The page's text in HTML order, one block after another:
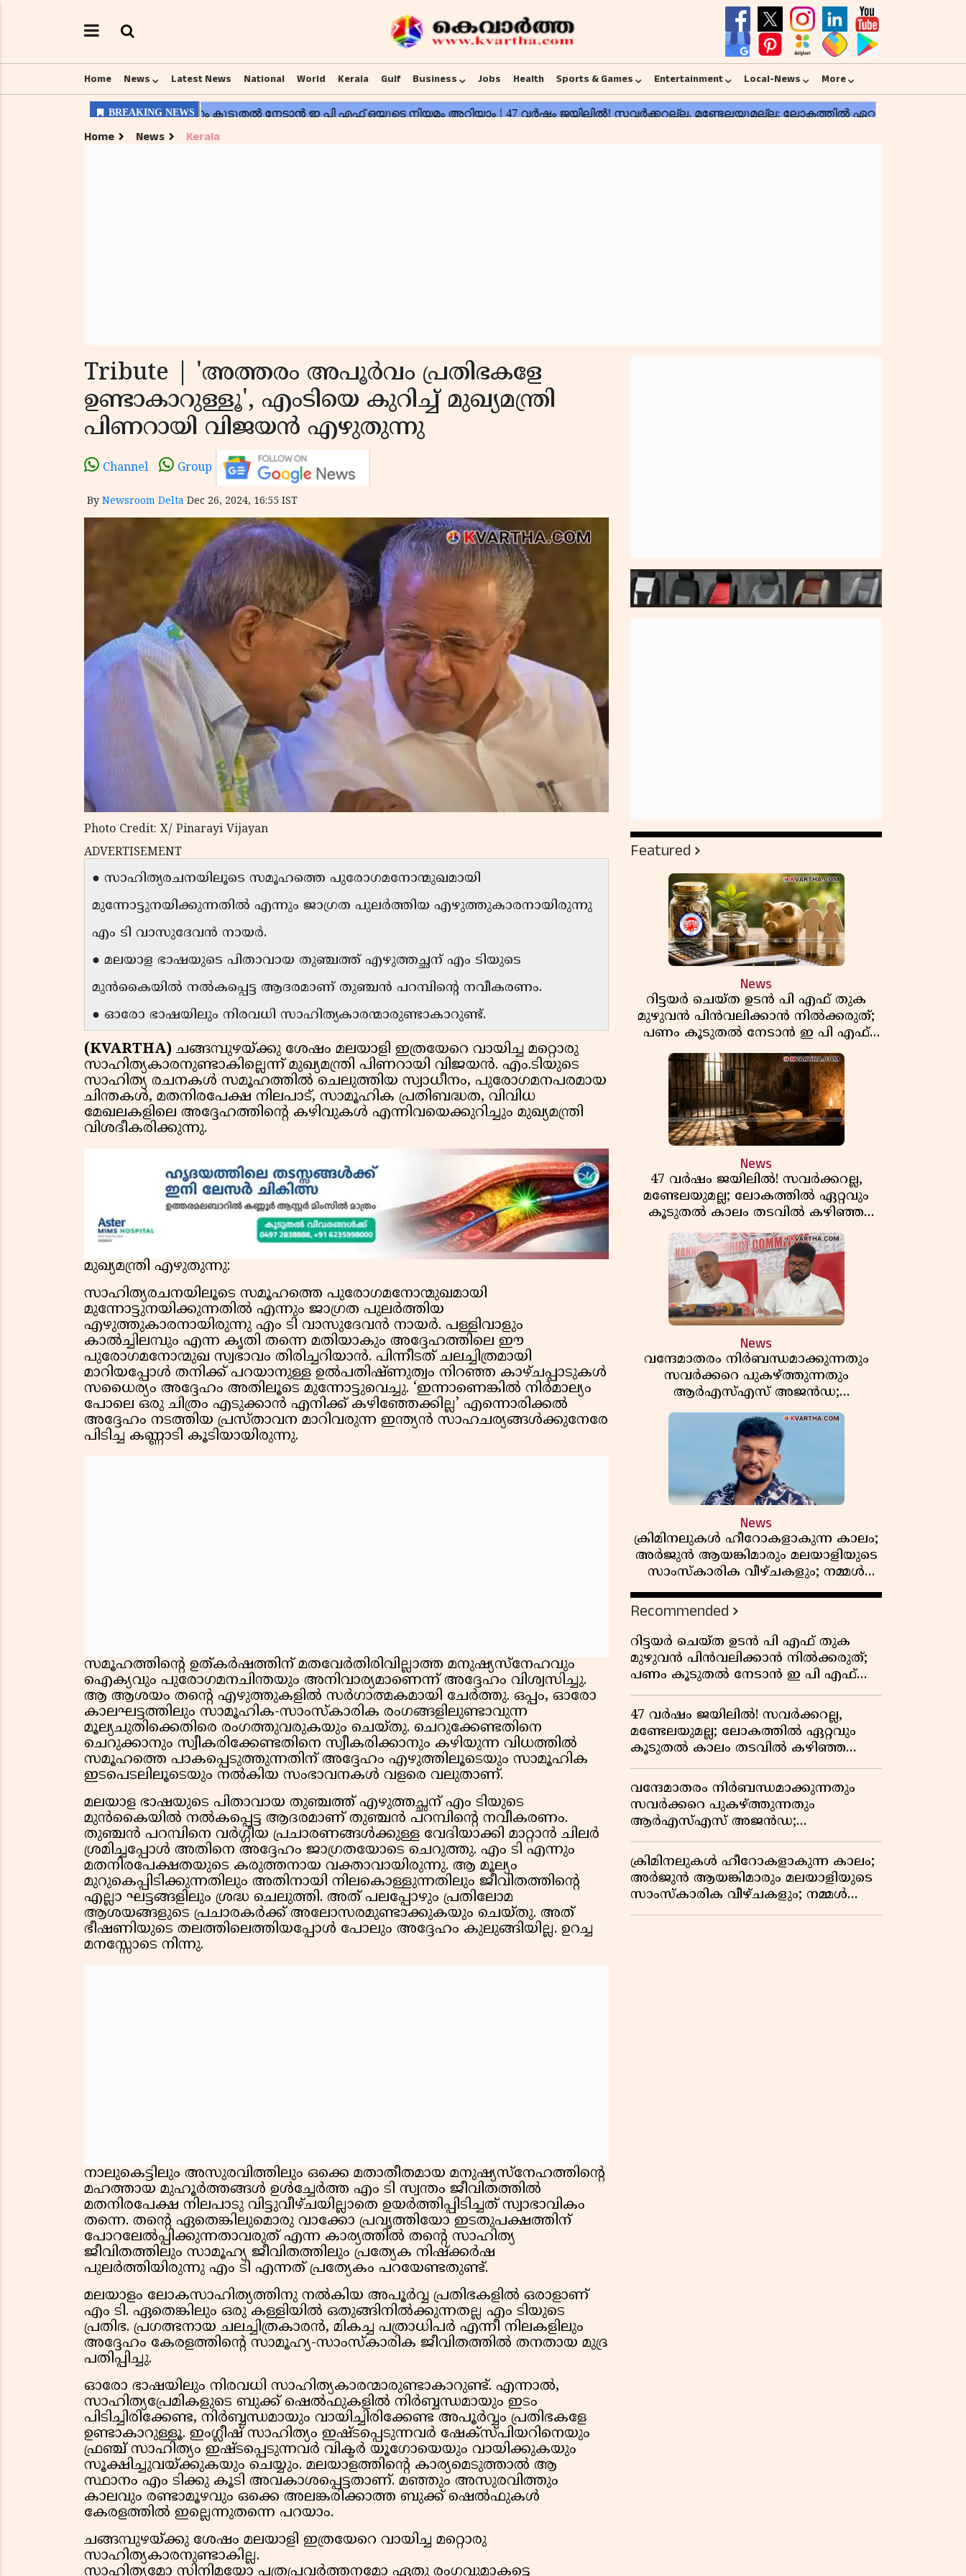
Home News Latest News National World Kerala Gulf Business Jobs Health Sports & Games Entertainment Local-News More
Home News Kerala
Tribute | 'അത്തരം അപൂര്‍വം പ്രതിഭകളേ
ഉണ്ടാകാറുള്ളൂ', എംടിയെ കുറിച്ച് മുഖ്യമന്ത്രി
പിണറായി വിജയൻ എഴുതുന്നു
Channel Group
By Newsroom Delta Dec 26, 2024, 16:55 IST
Photo Credit: X/ Pinarayi Vijayan
ADVERTISEMENT
● സാഹിത്യരചനയിലൂടെ സമൂഹത്തെ പുരോഗമനോന്മുഖമായി
മുന്നോട്ടുനയിക്കുന്നതില്‍ എന്നും ജാഗ്രത പുലര്‍ത്തിയ എഴുത്തുകാരനായിരുന്നു
എം ടി വാസുദേവന്‍ നായര്‍.
● മലയാള ഭാഷയുടെ പിതാവായ തുഞ്ചത്ത് എഴുത്തച്ഛന് എം ടിയുടെ
മുന്‍കൈയില്‍ നല്‍കപ്പെട്ട ആദരമാണ് തുഞ്ചന്‍ പറമ്പിന്റെ നവീകരണം.
● ഓരോ ഭാഷയിലും നിരവധി സാഹിത്യകാരന്മാരുണ്ടാകാറുണ്ട്.
(KVARTHA) ചങ്ങമ്പുഴയ്ക്കു ശേഷം മലയാളി ഇത്രയേറെ വായിച്ച മറ്റൊരു
സാഹിത്യകാരനുണ്ടാകില്ലെന്ന് മുഖ്യമന്ത്രി പിണറായി വിജയൻ. എം.ടിയുടെ
സാഹിത്യ രചനകൾ സമൂഹത്തിൽ ചെലുത്തിയ സ്വാധീനം, പുരോഗമനപരമായ
ചിന്തകൾ, മതനിരപേക്ഷ നിലപാട്, സാമൂഹിക പ്രതിബദ്ധത, വിവിധ
മേഖലകളിലെ അദ്ദേഹത്തിന്റെ കഴിവുകൾ എന്നിവയെക്കുറിച്ചും മുഖ്യമന്ത്രി
വിശദീകരിക്കുന്നു.
മുഖ്യമന്ത്രി എഴുതുന്നു:
സാഹിത്യരചനയിലൂടെ സമൂഹത്തെ പുരോഗമനോന്മുഖമായി
മുന്നോട്ടുനയിക്കുന്നതില്‍ എന്നും ജാഗ്രത പുലര്‍ത്തിയ
എഴുത്തുകാരനായിരുന്നു എം ടി വാസുദേവന്‍ നായര്‍. പള്ളിവാളും
കാല്‍ച്ചിലമ്പും എന്ന കൃതി തന്നെ മതിയാകും അദ്ദേഹത്തിലെ ഈ
പുരോഗമനോന്മുഖ സ്വഭാവം തിരിച്ചറിയാന്‍. പിന്നീടത് ചലച്ചിത്രമായി
മാറിയപ്പോള്‍ തനിക്ക് പറയാനുള്ള ഉല്‍പതിഷ്ണുത്വം നിറഞ്ഞ കാഴ്ചപ്പാടുകള്‍
സധൈര്യം അദ്ദേഹം അതിലൂടെ മുന്നോട്ടുവെച്ചു. ‘ഇന്നാണെങ്കില്‍ നിര്‍മാല്യം
പോലെ ഒരു ചിത്രം എടുക്കാന്‍ എനിക്ക് കഴിഞ്ഞേക്കില്ല’ എന്നൊരിക്കല്‍
അദ്ദേഹം നടത്തിയ പ്രസ്താവന മാറിവരുന്ന ഇന്ത്യന്‍ സാഹചര്യങ്ങള്‍ക്കുനേരേ
പിടിച്ച കണ്ണാടി കൂടിയായിരുന്നു.
സമൂഹത്തിന്റെ ഉത്കര്‍ഷത്തിന് മതവേര്‍തിരിവില്ലാത്ത മനുഷ്യസ്‌നേഹവും
ഐക്യവും പുരോഗമനചിന്തയും അനിവാര്യമാണെന്ന് അദ്ദേഹം വിശ്വസിച്ചു.
ആ ആശയം തന്റെ എഴുത്തുകളില്‍ സര്‍ഗാത്മകമായി ചേര്‍ത്തു. ഒപ്പം, ഓരോ
കാലഘട്ടത്തിലും സാമൂഹിക-സാംസ്‌കാരിക രംഗങ്ങളിലുണ്ടാവുന്ന
മൂല്യചുതിക്കെതിരെ രംഗത്തുവരുകയും ചെയ്തു. ചെറുക്കേണ്ടതിനെ
ചെറുക്കാനും സ്വീകരിക്കേണ്ടതിനെ സ്വീകരിക്കാനും കഴിയുന്ന വിധത്തില്‍
സമൂഹത്തെ പാകപ്പെടുത്തുന്നതിന് അദ്ദേഹം എഴുത്തിലൂടെയും സാമൂഹിക
ഇടപെടലിലൂടെയും നല്‍കിയ സംഭാവനകള്‍ വളരെ വലുതാണ്.
മലയാള ഭാഷയുടെ പിതാവായ തുഞ്ചത്ത് എഴുത്തച്ഛന് എം ടിയുടെ
മുന്‍കൈയില്‍ നല്‍കപ്പെട്ട ആദരമാണ് തുഞ്ചന്‍ പറമ്പിന്റെ നവീകരണം.
തുഞ്ചന്‍ പറമ്പിനെ വര്‍ഗ്ഗീയ പ്രചാരണങ്ങള്‍ക്കുള്ള വേദിയാക്കി മാറ്റാന്‍ ചിലര്‍
ശ്രമിച്ചപ്പോള്‍ അതിനെ അദ്ദേഹം ജാഗ്രതയോടെ ചെറുത്തു. എം ടി എന്നും
മതനിരപേക്ഷതയുടെ കരുത്തനായ വക്താവായിരുന്നു. ആ മൂല്യം
മുറുകെപ്പിടിക്കുന്നതിലും അതിനായി നിലകൊള്ളുന്നതിലും ജീവിതത്തിന്റെ
എല്ലാ ഘട്ടങ്ങളിലും ശ്രദ്ധ ചെലുത്തി. അത് പലപ്പോഴും പ്രതിലോമ
ആശയങ്ങളുടെ പ്രചാരകര്‍ക്ക് അലോസരമുണ്ടാക്കുകയും ചെയ്തു. അത്
ഭീഷണിയുടെ തലത്തിലെത്തിയപ്പോള്‍ പോലും അദ്ദേഹം കുലുങ്ങിയില്ല. ഉറച്ച
മനസ്സോടെ നിന്നു.
നാലുകെട്ടിലും അസുരവിത്തിലും ഒക്കെ മതാതീതമായ മനുഷ്യസ്‌നേഹത്തിന്റെ
മഹത്തായ മുഹൂര്‍ത്തങ്ങള്‍ ഉള്‍ച്ചേര്‍ത്ത എം ടി സ്വന്തം ജീവിതത്തില്‍
മതനിരപേക്ഷ നിലപാടു വിട്ടുവീഴ്ചയില്ലാതെ ഉയര്‍ത്തിപ്പിടിച്ചത് സ്വാഭാവികം
തന്നെ. തന്റെ ഏതെങ്കിലുമൊരു വാക്കോ പ്രവൃത്തിയോ ഇടതുപക്ഷത്തിന്
പോറലേല്‍പ്പിക്കുന്നതാവരുത് എന്ന കാര്യത്തില്‍ തന്റെ സാഹിത്യ
ജീവിതത്തിലും സാമൂഹ്യ ജീവിതത്തിലും പ്രത്യേക നിഷ്‌ക്കര്‍ഷ
പുലര്‍ത്തിയിരുന്നു എം ടി എന്നത് പ്രത്യേകം പറയേണ്ടതുണ്ട്.
മലയാളം ലോകസാഹിത്യത്തിനു നല്‍കിയ അപൂര്‍വ്വ പ്രതിഭകളില്‍ ഒരാളാണ്
എം ടി. ഏതെങ്കിലും ഒരു കള്ളിയില്‍ ഒതുങ്ങിനില്‍ക്കുന്നതല്ല എം ടിയുടെ
പ്രതിഭ. പ്രഗത്ഭനായ ചലച്ചിത്രകാരന്‍, മികച്ച പത്രാധിപര്‍ എന്നീ നിലകളിലും
അദ്ദേഹം കേരളത്തിന്റെ സാമൂഹ്യ-സാംസ്‌കാരിക ജീവിതത്തില്‍ തനതായ മുദ്ര
പതിപ്പിച്ചു.
ഓരോ ഭാഷയിലും നിരവധി സാഹിത്യകാരന്മാരുണ്ടാകാറുണ്ട്. എന്നാല്‍,
സാഹിത്യപ്രേമികളുടെ ബുക്ക് ഷെല്‍ഫുകളില്‍ നിര്‍ബ്ബന്ധമായും ഇടം
പിടിച്ചിരിക്കേണ്ട, നിര്‍ബ്ബന്ധമായും വായിച്ചിരിക്കേണ്ട അപൂര്‍വ്വം പ്രതിഭകളേ
ഉണ്ടാകാറുള്ളൂ. ഇംഗ്ലീഷ് സാഹിത്യം ഇഷ്ടപ്പെടുന്നവര്‍ ഷേക്‌സ്പിയറിനെയും
ഫ്രഞ്ച് സാഹിത്യം ഇഷ്ടപ്പെടുന്നവര്‍ വിക്ടര്‍ യൂഗോയെയും വായിക്കുകയും
സൂക്ഷിച്ചുവയ്ക്കുകയും ചെയ്യും. മലയാളത്തിന്റെ കാര്യമെടുത്താല്‍ ആ
സ്ഥാനം എം ടിക്കു കൂടി അവകാശപ്പെട്ടതാണ്. മഞ്ഞും അസുരവിത്തും
കാലവും രണ്ടാമൂഴവും ഒക്കെ അലങ്കരിക്കാത്ത ബുക്ക് ഷെല്‍ഫുകള്‍
കേരളത്തില്‍ ഇല്ലെന്നുതന്നെ പറയാം.
ചങ്ങമ്പുഴയ്ക്കു ശേഷം മലയാളി ഇത്രയേറെ വായിച്ച മറ്റൊരു
സാഹിത്യകാരനുണ്ടാകില്ല.
സാഹിത്യമോ സിനിമയോ പത്രപ്രവര്‍ത്തനമോ ഏതു രംഗവുമാകട്ടെ
Featured
News
റിട്ടയർ ചെയ്ത ഉടൻ പി എഫ് തുക
മുഴുവൻ പിൻവലിക്കാൻ നിൽക്കരുത്;
പണം കൂടുതൽ നേടാൻ ഇ പി എഫ്
ഒയുടെ നിയമം അറിയാം
News
47 വർഷം ജയിലിൽ! സവർക്കറല്ല,
മണ്ടേലയുമല്ല; ലോകത്തിൽ ഏറ്റവും
കൂടുതൽ കാലം തടവിൽ കഴിഞ്ഞ
രാഷ്ട്രീയ തടവുകാരൻ ഇദ്ദേഹം! ഒരു
ഇന്ത്യൻ സ്വാതന്ത്ര്യസമര സേനാനിയുടെ
വേറിട്ട കഥ
News
വന്ദേമാതരം നിർബന്ധമാക്കുന്നതും
സവർക്കറെ പുകഴ്ത്തുന്നതും
ആർഎസ്എസ് അജൻഡ;
സർക്കാരിനെതിരെ പിണറായി വിജയൻ
News
ക്രിമിനലുകൾ ഹീറോകളാകുന്ന കാലം;
അർജുൻ ആയങ്കിമാരും മലയാളിയുടെ
സാംസ്കാരിക വീഴ്ചകളും; നമ്മൾ
എങ്ങോട്ടാണ് പോകുന്നത്
Recommended
റിട്ടയർ ചെയ്ത ഉടൻ പി എഫ് തുക
മുഴുവൻ പിൻവലിക്കാൻ നിൽക്കരുത്;
പണം കൂടുതൽ നേടാൻ ഇ പി എഫ്
ഒയുടെ നിയമം അറിയാം
47 വർഷം ജയിലിൽ! സവർക്കറല്ല,
മണ്ടേലയുമല്ല; ലോകത്തിൽ ഏറ്റവും
കൂടുതൽ കാലം തടവിൽ കഴിഞ്ഞ
രാഷ്ട്രീയ തടവുകാരൻ ഇദ്ദേഹം! ഒരു
ഇന്ത്യൻ സ്വാതന്ത്ര്യസമര സേനാനിയുടെ
വേറിട്ട കഥ
വന്ദേമാതരം നിർബന്ധമാക്കുന്നതും
സവർക്കറെ പുകഴ്ത്തുന്നതും
ആർഎസ്എസ് അജൻഡ;
സർക്കാരിനെതിരെ പിണറായി വിജയൻ
ക്രിമിനലുകൾ ഹീറോകളാകുന്ന കാലം;
അർജുൻ ആയങ്കിമാരും മലയാളിയുടെ
സാംസ്കാരിക വീഴ്ചകളും; നമ്മൾ
എങ്ങോട്ടാണ് പോകുന്നത്